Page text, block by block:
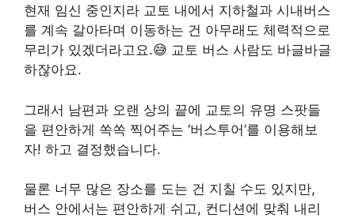
현재 임신 중인지라 교토 내에서 지하철과 시내버스
를 계속 갈아타며 이동하는 건 아무래도 체력적으로
무리가 있겠더라고요.😅 교토 버스 사람도 바글바글
하잖아요.
그래서 남편과 오랜 상의 끝에 교토의 유명 스팟들
을 편안하게 쏙쏙 찍어주는 ‘버스투어’를 이용해보
자! 하고 결정했습니다.
물론 너무 많은 장소를 도는 건 지칠 수도 있지만,
버스 안에서는 편안하게 쉬고, 컨디션에 맞춰 내리